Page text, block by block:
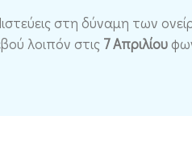
στη δύναμη των
λοιπόν στις 7 Απριλίου